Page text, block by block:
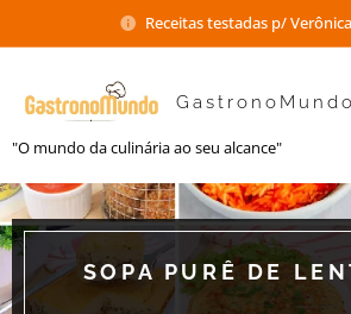
Receitas testadas p/
GastronoMundo
"O mundo da culinária ao seu alcance"
SOPA PURÊ DE